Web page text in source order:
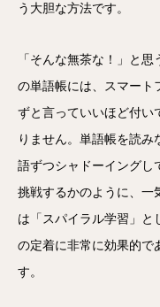
う大胆な方法です。
「そんな無茶な！」と
の単語帳には、スマート
ずと言っていいほど付い
りません。単語帳を読
語ずつシャドーイングし
挑戦するかのように、一
は「スパイラル学習」と
の定着に非常に効果的で
す。